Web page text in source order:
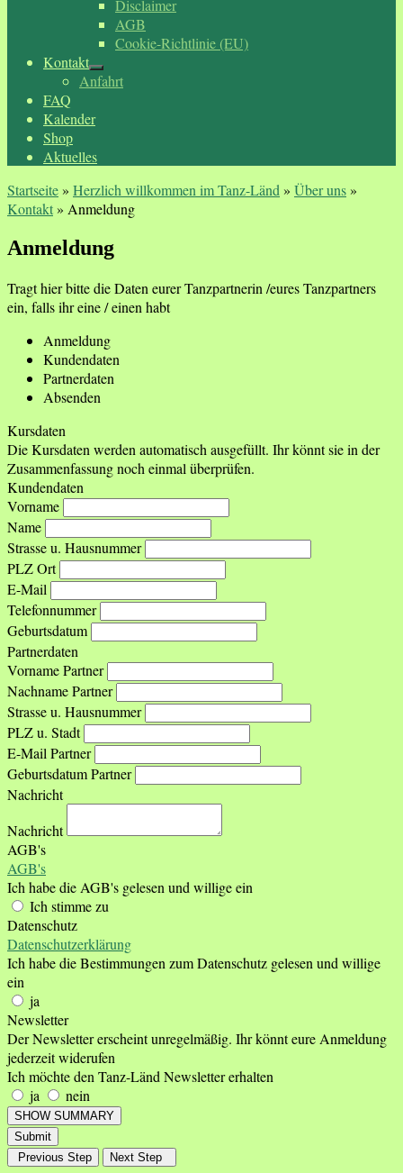
Disclaimer
AGB
Cookie-Richtlinie (EU)
Kontakt
Anfahrt
FAQ
Kalender
Shop
Aktuelles
Startseite» Herzlich willkommen im Tanz-Länd » Über uns»
Kontakt» Anmeldung
Anmeldung
Tragt hier bitte die Daten eurer Tanzpartnerin /eures Tanzpartners
ein, falls ihr eine / einen habt
Anmeldung
Kundendaten
Partnerdaten
Absenden
Kursdaten
Die Kursdaten werden automatisch ausgefüllt. Ihr könnt sie in der
Zusammenfassung noch einmal überprüfen.
Kundendaten
Vorname
Name
Strasse u. Hausnummer
PLZ Ort
E-Mail
Telefonnummer
Geburtsdatum
Partnerdaten
Vorname Partner
Nachname Partner
Strasse u. Hausnummer
PLZ u. Stadt
E-Mail Partner
Geburtsdatum Partner
Nachricht
Nachricht
AGB's
AGB's
Ich habe die AGB's gelesen und willige ein
Ich stimme zu
Datenschutz
Datenschutzerklärung
Ich habe die Bestimmungen zum Datenschutz gelesen und willige
ein
ja
Newsletter
Der Newsletter erscheint unregelmäßig. Ihr könnt eure Anmeldung
jederzeit widerufen
Ich möchte den Tanz-Länd Newsletter erhalten
ja
nein
SHOW SUMMARY
Submit
Previous Step
Next Step